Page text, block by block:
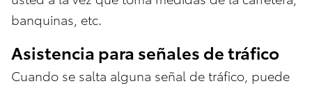
banquinas, etc.
Asistencia para señales de tráfico
Cuando se salta alguna señal de tráfico, puede